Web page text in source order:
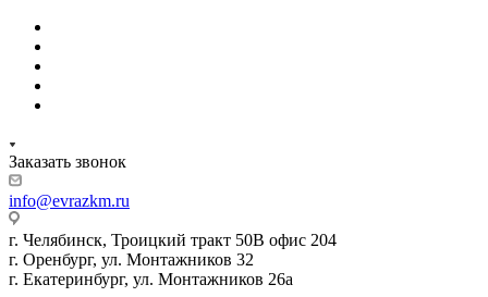
Заказать звонок
info@evrazkm.ru
г. Челябинск, Троицкий тракт 50В офис 204
г. Оренбург, ул. Монтажников 32
г. Екатеринбург, ул. Монтажников 26а